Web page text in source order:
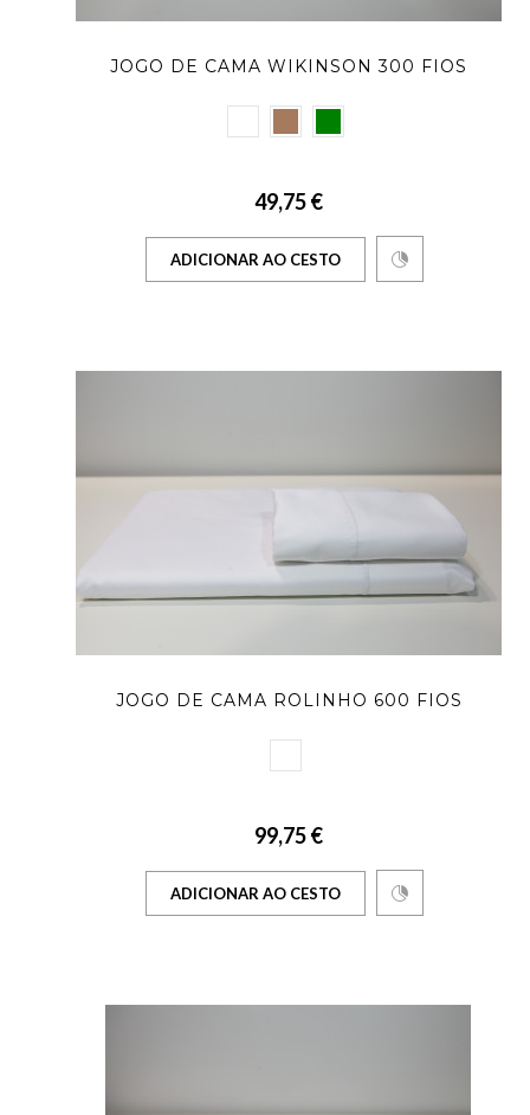
JOGO DE CAMA WIKINSON 300 FIOS
49,75 €
ADICIONAR AO CESTO
JOGO DE CAMA ROLINHO 600 FIOS
99,75 €
ADICIONAR AO CESTO